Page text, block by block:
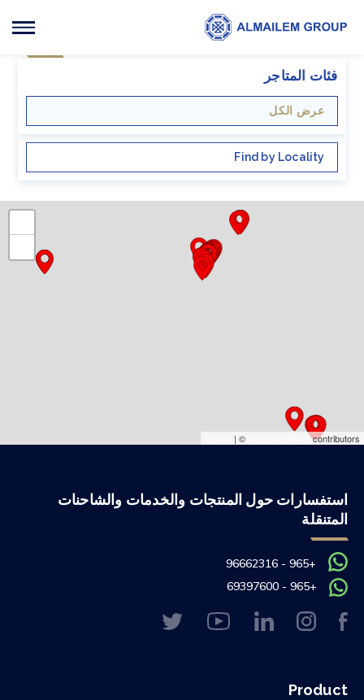
فئات المتاجر
عرض الكل
Find by Locality
| © OpenStreetMapcontributors
استفسارات حول المنتجات والخدمات والشاحنات
المتنقلة
+965 - 96662316
+965 - 69397600
Product